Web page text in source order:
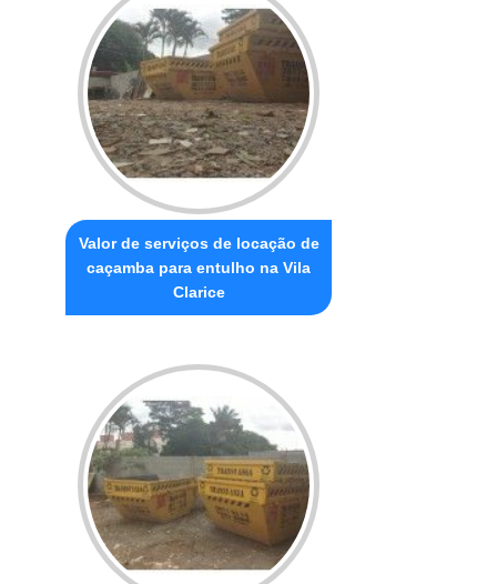
Valor de serviços de locação de
caçamba para entulho na Vila
Clarice